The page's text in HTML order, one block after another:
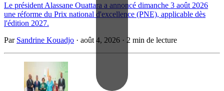
Le président Alassane Ouattara a annoncé dimanche 3 août 2026
une réforme du Prix national d'excellence (PNE), applicable dès
l'édition 2027.
Par Sandrine Kouadjo · août 4, 2026 · 2 min de lecture